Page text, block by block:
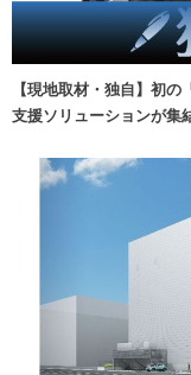
【現地取材・独自】初
支援ソリューションが集